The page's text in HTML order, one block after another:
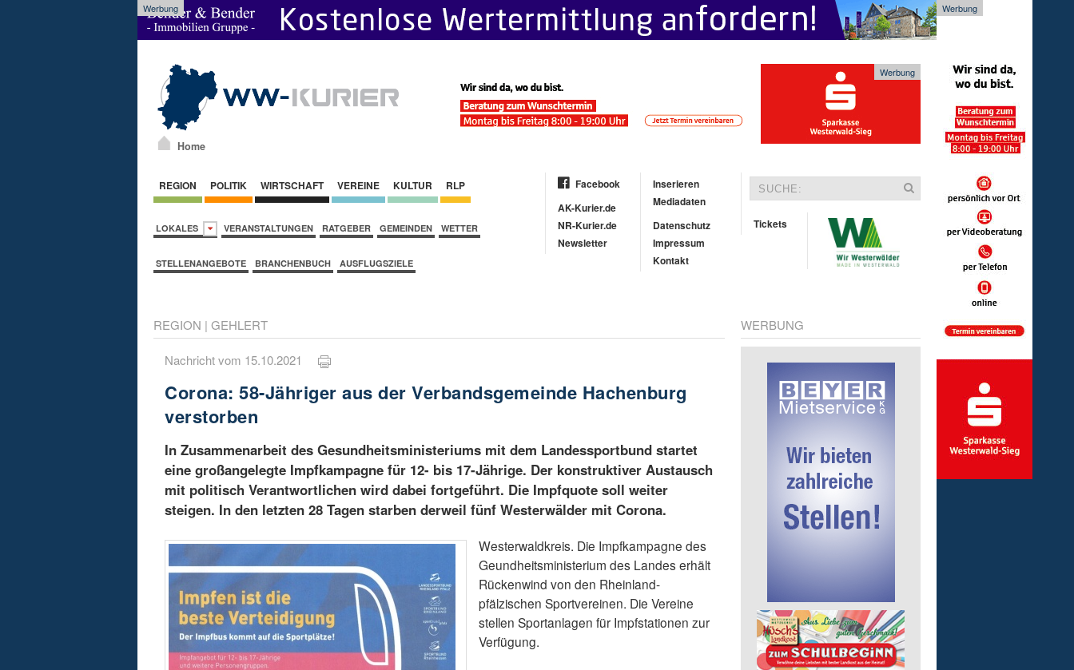
Werbung Werbung
Home
Werbung
REGION POLITIK WIRTSCHAFT VEREINE KULTUR RLP
LOKALES VERANSTALTUNGEN RATGEBER GEMEINDEN WETTER
STELLENANGEBOTE BRANCHENBUCH AUSFLUGSZIELE
Facebook
AK-Kurier.de
NR-Kurier.de
Newsletter
Inserieren
Mediadaten
Datenschutz
Impressum
Kontakt
Tickets
REGION | GEHLERT
Nachricht vom 15.10.2021
Corona: 58-Jähriger aus der Verbandsgemeinde Hachenburg
verstorben
In Zusammenarbeit des Gesundheitsministeriums mit dem Landessportbund startet
eine großangelegte Impfkampagne für 12- bis 17-Jährige. Der konstruktiver Austausch
mit politisch Verantwortlichen wird dabei fortgeführt. Die Impfquote soll weiter
steigen. In den letzten 28 Tagen starben derweil fünf Westerwälder mit Corona.
Westerwaldkreis. Die Impfkampagne des
Geundheitsministerium des Landes erhält
Rückenwind von den Rheinland-
pfälzischen Sportvereinen. Die Vereine
stellen Sportanlagen für Impfstationen zur
Verfügung.
WERBUNG